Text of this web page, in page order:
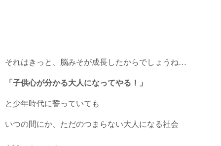
それはきっと、脳みそが成長したからでしょうね…
「子供心が分かる大人になってやる！」
と少年時代に誓っていても
いつの間にか、ただのつまらない大人になる社会